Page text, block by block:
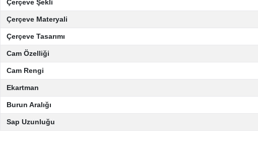
Çerçeve Şekli
Çerçeve Materyali
Çerçeve Tasarımı
Cam Özelliği
Cam Rengi
Ekartman
Burun Aralığı
Sap Uzunluğu